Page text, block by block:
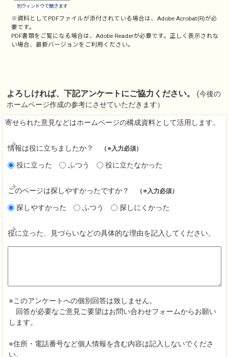
別ウィンドウで開きます
※資料としてPDFファイルが添付されている場合は、Adobe Acrobat(R)が必
要です。
PDF書類をご覧になる場合は、Adobe Readerが必要です。正しく表示されな
い場合、最新バージョンをご利用ください。